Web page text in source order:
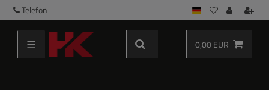
Telefon
☰ 0,00 EUR